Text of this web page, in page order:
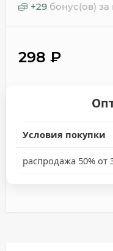
+29 бонус(ов) за
298 ₽
Условия покупки
распродажа 50% от